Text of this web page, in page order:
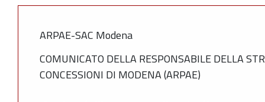
ARPAE-SAC Modena
COMUNICATO DELLA RESPONSABILE DELLA
CONCESSIONI DI MODENA (ARPAE)